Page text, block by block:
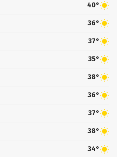
40°
36°
37°
35°
38°
36°
37°
38°
34°